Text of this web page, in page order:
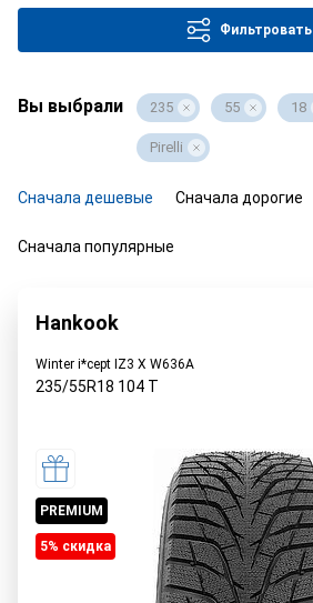
Фильтровать
Вы выбрали 235 55 18
Pirelli
Сначала дешевые Сначала дорогие
Сначала популярные
Hankook
Winter i*cept IZ3 X W636A
235/55R18 104 T
PREMIUM
5% cкидка